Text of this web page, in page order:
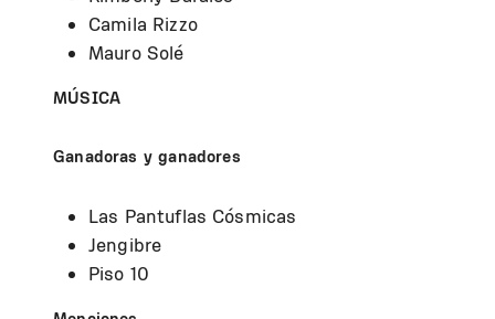
Camila Rizzo
Mauro Solé
MÚSICA
Ganadoras y ganadores
Las Pantuflas Cósmicas
Jengibre
Piso 10